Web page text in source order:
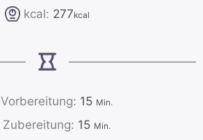
kcal: 277kcal
Vorbereitung: 15Minuten
Min.
Zubereitung: 15Minuten
Min.